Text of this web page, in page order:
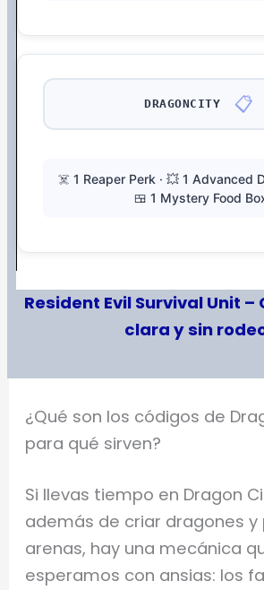
DRAGONCITY 📋
☠️ 1 Reaper Perk · 💥 1 Advanced
🍱 1 Mystery Food
Resident Evil Survival Unit
clara y sin
¿Qué son los códigos de
para qué sirven?
Si llevas tiempo en Dragon
además de criar dragones y
arenas, hay una mecánica
esperamos con ansias: los